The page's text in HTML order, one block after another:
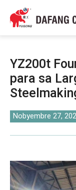
YZ200t
para sa
Nobyembre 27,
हिन्दी
Bahasa
简体中文
বাংলা
فارسی
اردو
Українська
Беларуская
Kiswahili